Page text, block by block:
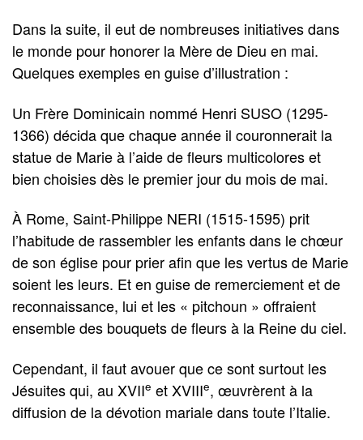
Dans la suite, il eut de nombreuses initiatives dans
le monde pour honorer la Mère de Dieu en mai.
Quelques exemples en guise d’illustration :
Un Frère Dominicain nommé Henri SUSO (1295-
1366) décida que chaque année il couronnerait la
statue de Marie à l’aide de ﬂeurs multicolores et
bien choisies dès le premier jour du mois de mai.
À Rome, Saint-Philippe NERI (1515-1595) prit
l’habitude de rassembler les enfants dans le chœur
de son église pour prier afin que les vertus de Marie
soient les leurs. Et en guise de remerciement et de
reconnaissance, lui et les « pitchoun » offraient
ensemble des bouquets de ﬂeurs à la Reine du ciel.
Cependant, il faut avouer que ce sont surtout les
Jésuites qui, au XVIIe et XVIIIe, œuvrèrent à la
diffusion de la dévotion mariale dans toute l’Italie.